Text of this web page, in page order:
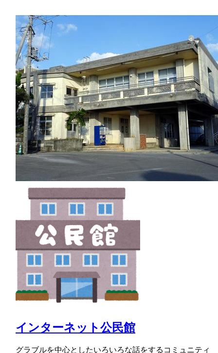
インターネット公民館
グラブルを中心としたいろいろな話をするコミュニティ